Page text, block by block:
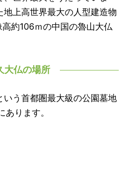
上高世界最大の人型建造物
約106ｍの中国の魯山大仏
大仏の場所
いう首都圏最大級の公園墓地
あります。